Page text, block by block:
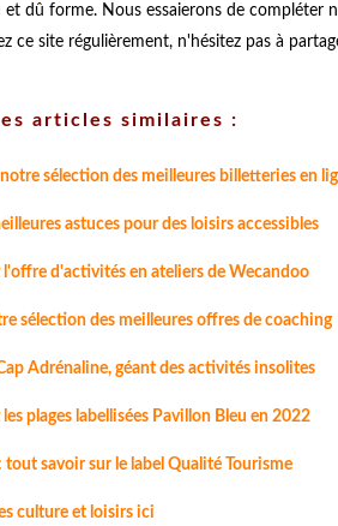
dû forme. Nous essaierons de
ce site régulièrement, n'hésitez pas à
articles similaires :
sélection des meilleures billetteries en
astuces pour des loisirs accessibles
l'offre d'activités en ateliers de Wecandoo
sélection des meilleures offres de coaching
Adrénaline, géant des activités insolites
plages labellisées Pavillon Bleu en 2022
tout savoir sur le label Qualité Tourisme
culture et loisirs ici